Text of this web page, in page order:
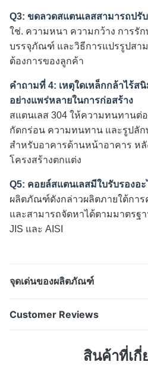
Q3: ขดลวดสแตนเลสสามารถปรั
ใช่. ความหนา ความกว้าง การรั
บรรจุภัณฑ์ และวิธีการแปรรูปสา
ต้องการของลูกค้า
คำถามที่ 4: เหตุใดเหล็กกล้าไร้ส
อย่างแพร่หลายในการก่อสร้าง
สแตนเลส 304 ให้ความทนทานต่
กัดกร่อน ความทนทาน และรูปลัก
สำหรับอาคารด้านหน้าอาคาร หลั
โครงสร้างตกแต่ง
Q5: คอยล์สแตนเลสมีใบรับรองอะ
ผลิตภัณฑ์ดังกล่าวผลิตภายใต้กา
และสามารถจัดหาได้ตามมาตรฐา
JIS และ AISI
จุดเด่นของผลิตภัณฑ์
ที่ออกแบบมาสำหรับการก่อสร้าง
เทคโนโลยีการรีดเย็นขั้นสูง คอย
Customer Reviews
Based on 50 reviews
สินค้าที่เกี่